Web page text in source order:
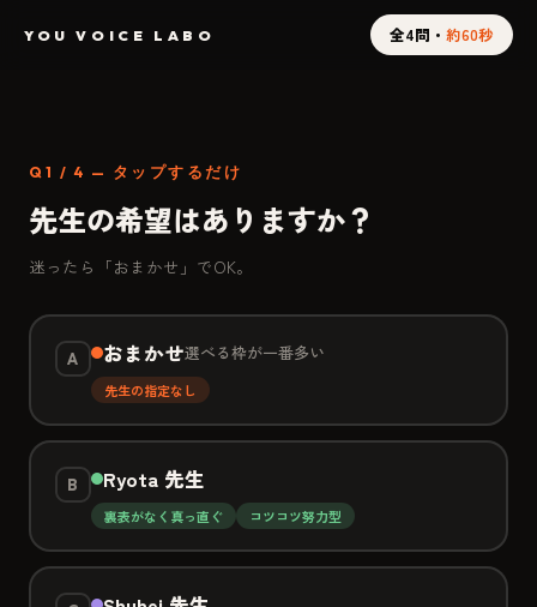
YOU VOICE LABO 全4問・ 約60秒
Q1 / 4 — タップするだけ
先生の希望はありますか？
迷ったら「おまかせ」でOK。
A おまかせ選べる枠が一番多い
先生の指定なし
B Ryota 先生
裏表がなく真っ直ぐ コツコツ努力型